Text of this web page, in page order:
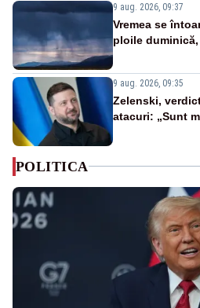
9 aug. 2026, 09:37
Vremea se
ploile
9 aug. 2026, 09:35
Zelenski,
atacuri: „Sunt
POLITICA